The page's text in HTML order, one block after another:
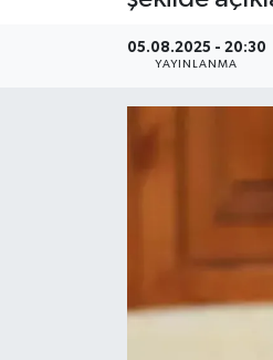
05.08.2025 - 20:30
YAYINLANMA